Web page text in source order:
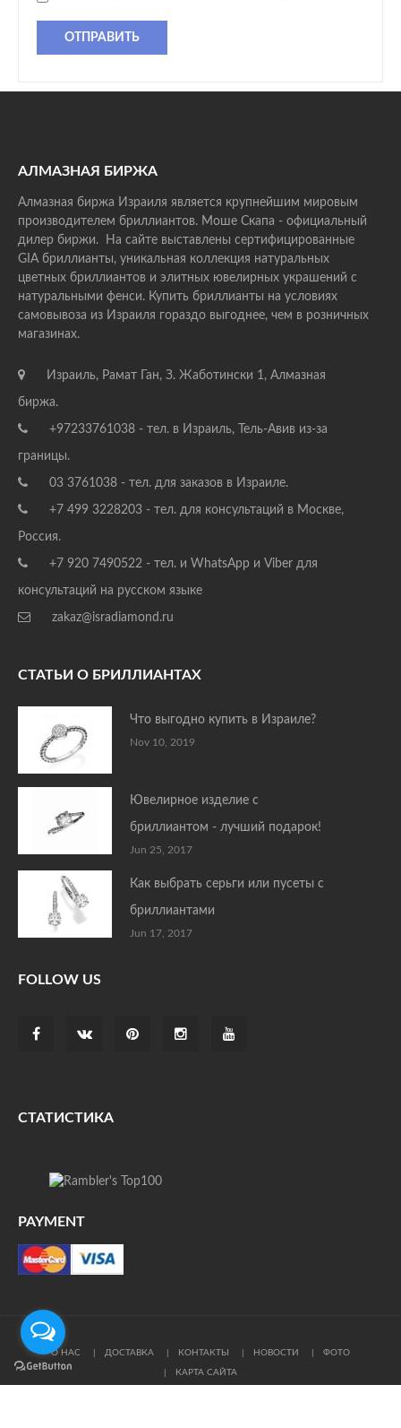
ОТПРАВИТЬ
АЛМАЗНАЯ БИРЖА
Алмазная биржа Израиля является крупнейшим мировым
производителем бриллиантов. Моше Скапа - официальный
дилер биржи. На сайте выставлены сертифицированные
GIA бриллианты, уникальная коллекция натуральных
цветных бриллиантов и элитных ювелирных украшений с
натуральными фенси. Купить бриллианты на условиях
самовывоза из Израиля гораздо выгоднее, чем в розничных
магазинах.
Израиль, Рамат Ган, З. Жаботински 1, Алмазная
биржа.
+97233761038 - тел. в Израиль, Тель-Авив из-за
границы.
03 3761038 - тел. для заказов в Израиле.
+7 499 3228203 - тел. для консультаций в Москве,
Россия.
+7 920 7490522 - тел. и WhatsApp и Viber для
консультаций на русском языке
zakaz@isradiamond.ru
СТАТЬИ О БРИЛЛИАНТАХ
Что выгодно купить в Израиле?
Nov 10, 2019
Ювелирное изделие с
бриллиантом - лучший подарок!
Jun 25, 2017
Как выбрать серьги или пусеты с
бриллиантами
Jun 17, 2017
FOLLOW US
СТАТИСТИКА
PAYMENT
О НАС ДОСТАВКА КОНТАКТЫ НОВОСТИ ФОТО
КАРТА САЙТА